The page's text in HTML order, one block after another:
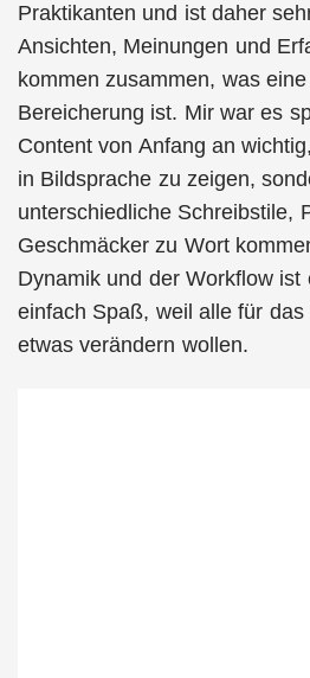
Praktikanten und ist daher
Ansichten, Meinungen und
kommen zusammen, was
Bereicherung ist. Mir war es
Content von Anfang an
in Bildsprache zu zeigen,
unterschiedliche Schreibstile,
Geschmäcker zu Wort
Dynamik und der Workflow ist
einfach Spaß, weil alle für das
etwas verändern wollen.